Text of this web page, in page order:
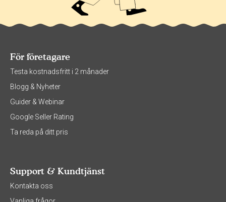
För företagare
Testa kostnadsfritt i 2 månader
Blogg & Nyheter
Guider & Webinar
Google Seller Rating
Ta reda på ditt pris
Support & Kundtjänst
Kontakta oss